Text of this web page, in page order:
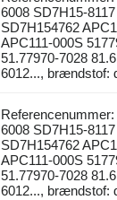
6008 SD7H15-8117
SD7H154762
APC111-000S
51.77970-7028
6012..., brændstof:
6008 SD7H15-8117
SD7H154762
APC111-000S
51.77970-7028
6012..., brændstof: